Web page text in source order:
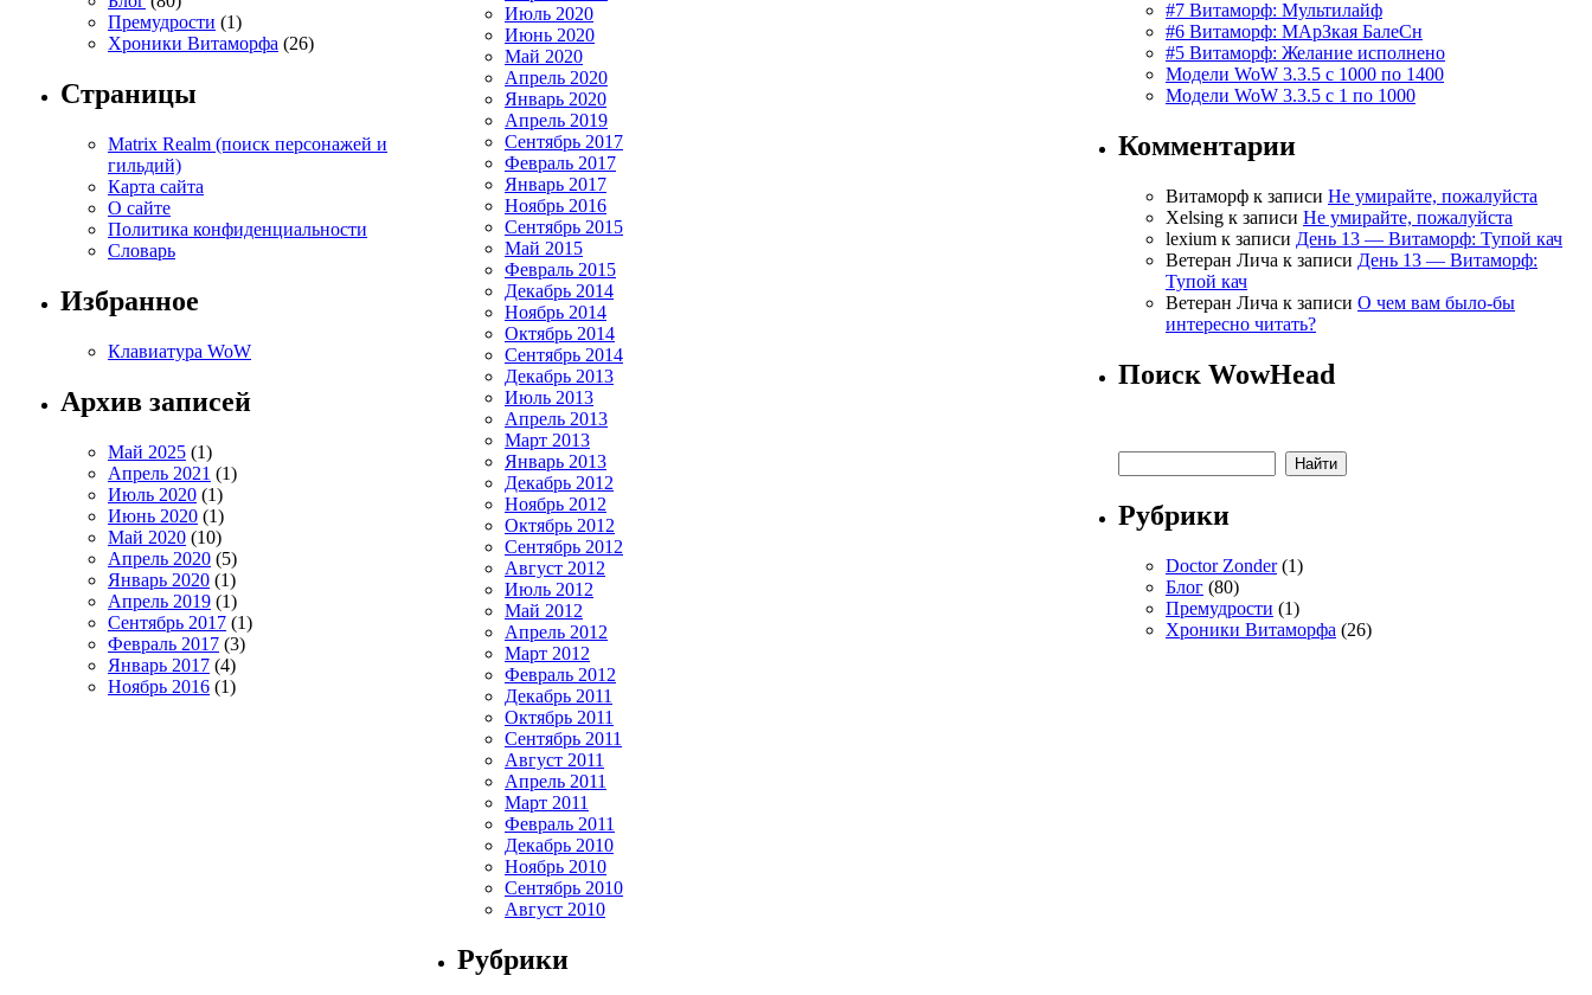
Премудрости (1)
Хроники Витаморфа (26)
Страницы
Matrix Realm (поиск персонажей и
гильдий)
Карта сайта
О сайте
Политика конфиденциальности
Словарь
Избранное
Клавиатура WoW
Архив записей
Май 2025 (1)
Апрель 2021 (1)
Июль 2020 (1)
Июнь 2020 (1)
Май 2020 (10)
Апрель 2020 (5)
Январь 2020 (1)
Апрель 2019 (1)
Сентябрь 2017 (1)
Февраль 2017 (3)
Январь 2017 (4)
Ноябрь 2016 (1)
Июль 2020
Июнь 2020
Май 2020
Апрель 2020
Январь 2020
Апрель 2019
Сентябрь 2017
Февраль 2017
Январь 2017
Ноябрь 2016
Сентябрь 2015
Май 2015
Февраль 2015
Декабрь 2014
Ноябрь 2014
Октябрь 2014
Сентябрь 2014
Декабрь 2013
Июль 2013
Апрель 2013
Март 2013
Январь 2013
Декабрь 2012
Ноябрь 2012
Октябрь 2012
Сентябрь 2012
Август 2012
Июль 2012
Май 2012
Апрель 2012
Март 2012
Февраль 2012
Декабрь 2011
Октябрь 2011
Сентябрь 2011
Август 2011
Апрель 2011
Март 2011
Февраль 2011
Декабрь 2010
Ноябрь 2010
Сентябрь 2010
Август 2010
Рубрики
#7 Витаморф: Мультилайф
#6 Витаморф: МАрЗкая БалеСн
#5 Витаморф: Желание исполнено
Модели WoW 3.3.5 с 1000 по 1400
Модели WoW 3.3.5 с 1 по 1000
Комментарии
Витаморф к записи Не умирайте, пожалуйста
Xelsing к записи Не умирайте, пожалуйста
lexium к записи День 13 — Витаморф: Тупой кач
Ветеран Лича к записи День 13 — Витаморф:
Тупой кач
Ветеран Лича к записи О чем вам было-бы
интересно читать?
Поиск WowHead
Рубрики
Doctor Zonder(1)
Блог (80)
Премудрости (1)
Хроники Витаморфа (26)